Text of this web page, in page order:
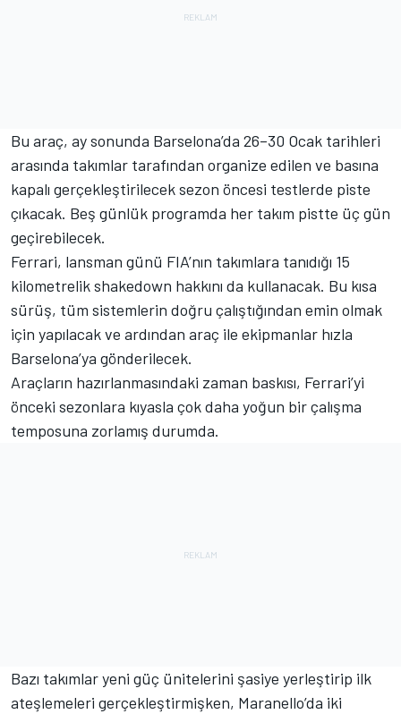
Bu araç, ay sonunda Barselona’da 26–30 Ocak tarihleri
arasında takımlar tarafından organize edilen ve basına
kapalı gerçekleştirilecek sezon öncesi testlerde piste
çıkacak. Beş günlük programda her takım pistte üç gün
geçirebilecek.
Ferrari, lansman günü FIA’nın takımlara tanıdığı 15
kilometrelik shakedown hakkını da kullanacak. Bu kısa
sürüş, tüm sistemlerin doğru çalıştığından emin olmak
için yapılacak ve ardından araç ile ekipmanlar hızla
Barselona’ya gönderilecek.
Araçların hazırlanmasındaki zaman baskısı, Ferrari’yi
önceki sezonlara kıyasla çok daha yoğun bir çalışma
temposuna zorlamış durumda.
Bazı takımlar yeni güç ünitelerini şasiye yerleştirip ilk
ateşlemeleri gerçekleştirmişken, Maranello’da iki